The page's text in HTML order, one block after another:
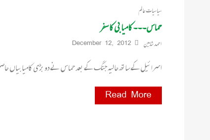
سیاسیات عالم
حماس۔۔۔ کامیابی کا سفر
احمد شاہین December 12, 2012
اسرائیل کے ساتھ حالیہ جنگ کے بعد حماس نے دو بڑی کامیابیاں
Read More